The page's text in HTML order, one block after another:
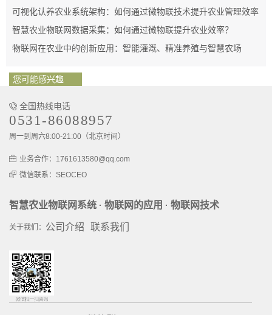
可视化认养农业系统架构：如何通过微物联技术提升农业管理效率
智慧农业物联网数据采集：如何通过微物联提升农业效率？
物联网在农业中的创新应用：智能灌溉、精准养殖与智慧农场
您可能感兴趣
全国热线电话
0531-86088957
周一到周六8:00-21:00（北京时间）
业务合作：1761613580@qq.com
微信联系：SEOCEO
智慧农业物联网系统 · 物联网的应用 · 物联网技术
关于我们： 公司介绍 联系我们